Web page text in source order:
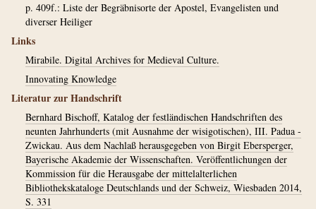
p. 409f.: Liste der Begräbnisorte der Apostel, Evangelisten und
diverser Heiliger
Links
Mirabile. Digital Archives for Medieval Culture.
Innovating Knowledge
Literatur zur Handschrift
Bernhard Bischoff, Katalog der festländischen Handschriften des
neunten Jahrhunderts (mit Ausnahme der wisigotischen), III. Padua -
Zwickau. Aus dem Nachlaß herausgegeben von Birgit Ebersperger,
Bayerische Akademie der Wissenschaften. Veröffentlichungen der
Kommission für die Herausgabe der mittelalterlichen
Bibliothekskataloge Deutschlands und der Schweiz, Wiesbaden 2014,
S. 331